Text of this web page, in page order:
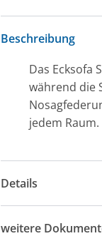
Beschreibung
Das Ecksofa
während die
jedem Raum.
Details
weitere